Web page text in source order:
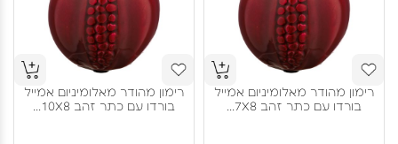
רימון מהודר מאלומיניום אמייל
בורדו עם כתר זהב 7X8...
רימון מהודר מאלומיניום אמייל
בורדו עם כתר זהב 10X8...